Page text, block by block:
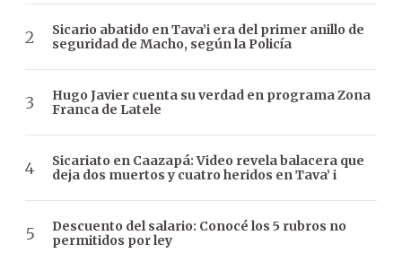
Sicario abatido en Tava’i era del primer anillo de
seguridad de Macho, según la Policía
Hugo Javier cuenta su verdad en programa Zona
Franca de Latele
Sicariato en Caazapá: Video revela balacera que
deja dos muertos y cuatro heridos en Tava’ i
Descuento del salario: Conocé los 5 rubros no
permitidos por ley